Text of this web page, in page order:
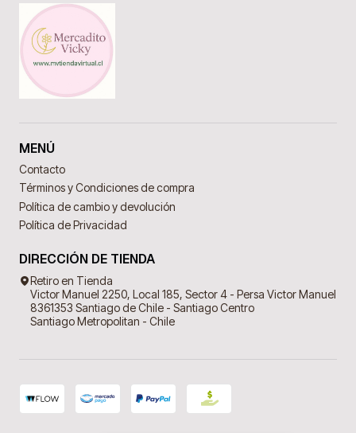
MENÚ
Contacto
Términos y Condiciones de compra
Política de cambio y devolución
Política de Privacidad
DIRECCIÓN DE TIENDA
Retiro en Tienda
Victor Manuel 2250, Local 185, Sector 4 - Persa Victor Manuel
8361353 Santiago de Chile - Santiago Centro
Santiago Metropolitan - Chile